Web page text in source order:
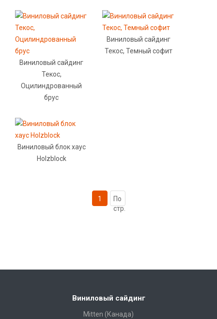
Виниловый сайдинг
Текос,
Оцилиндрованный
брус
Виниловый сайдинг
Текос, Темный софит
Виниловый блок хаус
Holzblock
1
По
стр.
Виниловый сайдинг
Mitten (Канада)